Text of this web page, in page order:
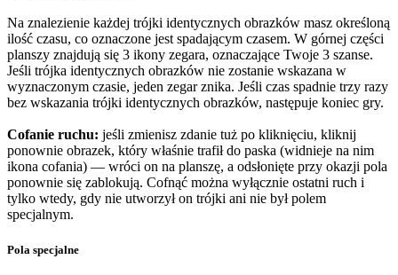
Na znalezienie każdej trójki identycznych obrazków masz określoną
ilość czasu, co oznaczone jest spadającym czasem. W górnej części
planszy znajdują się 3 ikony zegara, oznaczające Twoje 3 szanse.
Jeśli trójka identycznych obrazków nie zostanie wskazana w
wyznaczonym czasie, jeden zegar znika. Jeśli czas spadnie trzy razy
bez wskazania trójki identycznych obrazków, następuje koniec gry.
Cofanie ruchu: jeśli zmienisz zdanie tuż po kliknięciu, kliknij
ponownie obrazek, który właśnie trafił do paska (widnieje na nim
ikona cofania) — wróci on na planszę, a odsłonięte przy okazji pola
ponownie się zablokują. Cofnąć można wyłącznie ostatni ruch i
tylko wtedy, gdy nie utworzył on trójki ani nie był polem
specjalnym.
Pola specjalne